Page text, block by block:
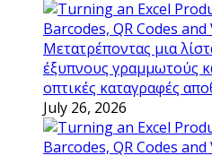
Μετατρέποντας μια
έξυπνους γραμμωτούς
οπτικές καταγραφές
July 26, 2026